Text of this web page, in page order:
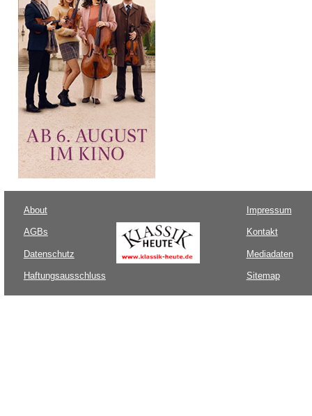
About
AGBs
Datenschutz
Haftungsausschluss
Impressum
Kontakt
Mediadaten
Sitemap